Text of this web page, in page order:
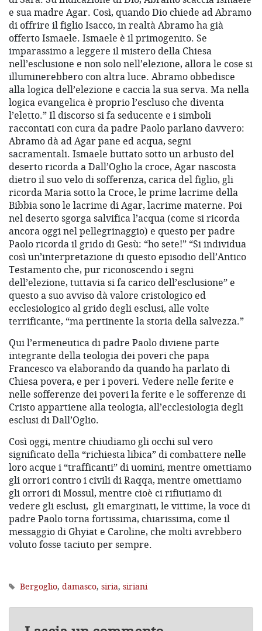
e sua madre Agar. Così, quando Dio chiede ad Abramo
di offrire il figlio Isacco, in realtà Abramo ha già
offerto Ismaele. Ismaele è il primogenito. Se
imparassimo a leggere il mistero della Chiesa
nell’esclusione e non solo nell’elezione, allora le cose si
illuminerebbero con altra luce. Abramo obbedisce
alla logica dell’elezione e caccia la sua serva. Ma nella
logica evangelica è proprio l’escluso che diventa
l’eletto.” Il discorso si fa seducente e i simboli
raccontati con cura da padre Paolo parlano davvero:
Abramo dà ad Agar pane ed acqua, segni
sacramentali. Ismaele buttato sotto un arbusto del
deserto ricorda a Dall’Oglio la croce, Agar nascosta
dietro il suo velo di sofferenza, carica del figlio, gli
ricorda Maria sotto la Croce, le prime lacrime della
Bibbia sono le lacrime di Agar, lacrime materne. Poi
nel deserto sgorga salvifica l’acqua (come si ricorda
ancora oggi nel pellegrinaggio) e questo per padre
Paolo ricorda il grido di Gesù: “ho sete!” “Si individua
così un’interpretazione di questo episodio dell’Antico
Testamento che, pur riconoscendo i segni
dell’elezione, tuttavia si fa carico dell’esclusione” e
questo a suo avviso dà valore cristologico ed
ecclesiologico al grido degli esclusi, alle volte
terrificante, “ma pertinente la storia della salvezza.”
Qui l’ermeneutica di padre Paolo diviene parte
integrante della teologia dei poveri che papa
Francesco va elaborando da quando ha parlato di
Chiesa povera, e per i poveri. Vedere nelle ferite e
nelle sofferenze dei poveri la ferite e le sofferenze di
Cristo appartiene alla teologia, all’ecclesiologia degli
esclusi di Dall’Oglio.
Così oggi, mentre chiudiamo gli occhi sul vero
significato della “richiesta libica” di combattere nelle
loro acque i “trafficanti” di uomini, mentre omettiamo
gli orrori contro i civili di Raqqa, mentre omettiamo
gli orrori di Mossul, mentre cioè ci rifiutiamo di
vedere gli esclusi, gli emarginati, le vittime, la voce di
padre Paolo torna fortissima, chiarissima, come il
messaggio di Ghyiat e Caroline, che molti avrebbero
voluto fosse taciuto per sempre.
Bergoglio, damasco, siria, siriani